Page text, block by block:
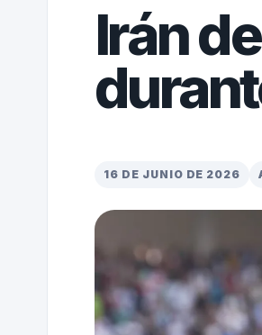
Irán
16 DE JUNIO DE 2026